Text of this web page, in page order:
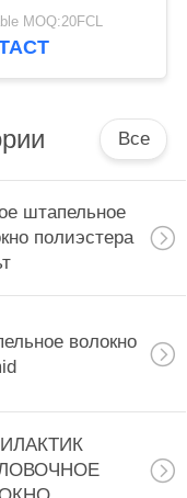
полиэстера
тюфяка
MOQ:20FCL
Все
штапельное
полиэстера
волокно